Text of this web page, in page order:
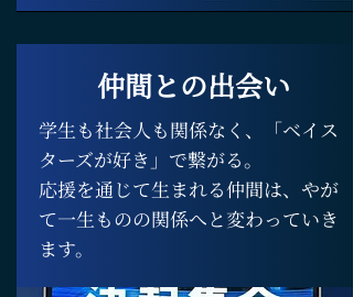
仲間との出会い
学生も社会人も関係なく、「ベイス
ターズが好き」で繋がる。
応援を通じて生まれる仲間は、やが
て一生ものの関係へと変わっていき
ます。